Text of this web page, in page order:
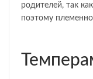
родителей, так
поэтому